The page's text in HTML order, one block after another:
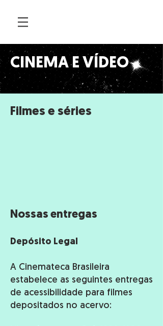
CINEMA E VÍDEO
Filmes e séries
Nossas entregas
​Depósito Legal
​A Cinemateca Brasileira
estabelece as seguintes entregas
de acessibilidade para filmes
depositados no acervo: